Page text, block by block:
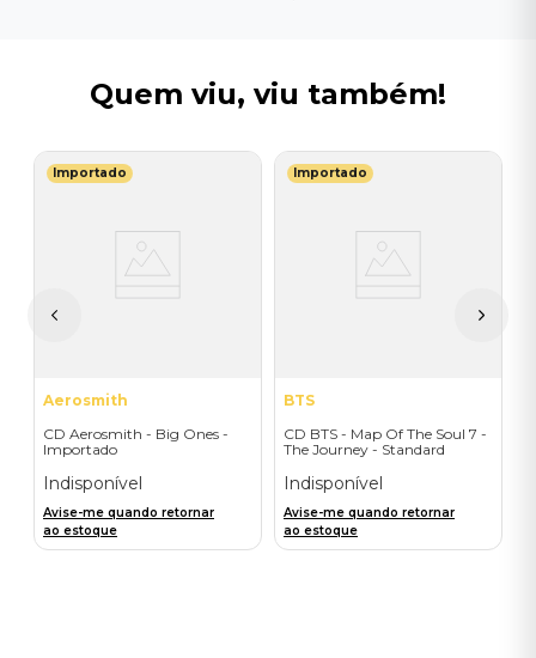
Quem viu, viu também!
Importado
Aerosmith
CD Aerosmith - Big Ones -
Importado
Indisponível
Avise-me quando retornar
ao estoque
Importado
BTS
CD BTS - Map Of The Soul 7 -
The Journey - Standard
Indisponível
Avise-me quando retornar
ao estoque